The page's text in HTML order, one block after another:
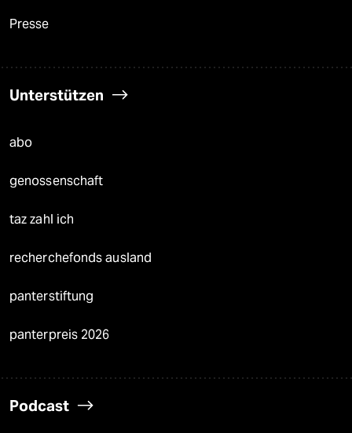
Presse
Unterstützen
abo
genossenschaft
taz zahl ich
recherchefonds ausland
panterstiftung
panterpreis 2026
Podcast